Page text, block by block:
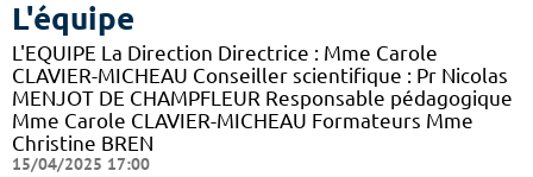
L'équipe
L'EQUIPE La Direction Directrice : Mme Carole
CLAVIER-MICHEAU Conseiller scientifique : Pr Nicolas
MENJOT DE CHAMPFLEUR Responsable pédagogique
Mme Carole CLAVIER-MICHEAU Formateurs Mme
Christine BREN
15/04/2025 17:00